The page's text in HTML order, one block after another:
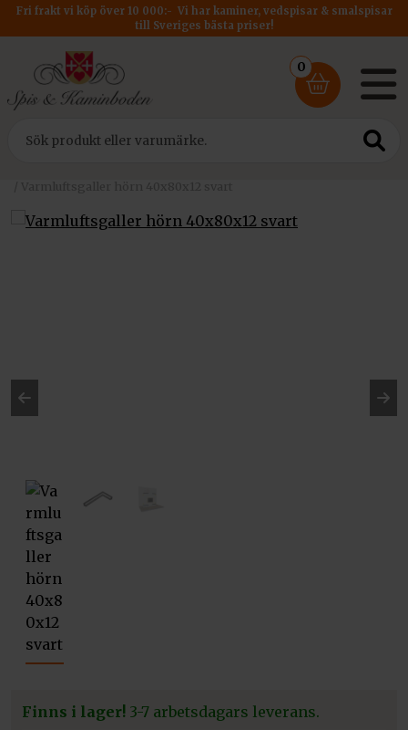
Fri frakt vi köp över 10 000:- Vi har kaminer, vedspisar & smalspisar
till Sveriges bästa priser!
0
Finns i lager! 3-7 arbetsdagars leverans.